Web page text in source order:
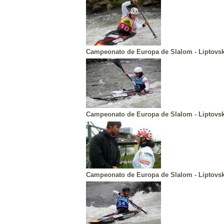
Campeonato de Europa de Slalom -
Campeonato de Europa de Slalom -
Campeonato de Europa de Slalom -